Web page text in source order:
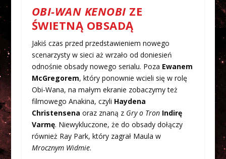
OBI-WAN KENOBI ZE
ŚWIETNĄ OBSADĄ
Jakiś czas przed przedstawieniem nowego
scenarzysty w sieci aż wrzało od doniesień
odnośnie obsady nowego serialu. Poza Ewanem
McGregorem, który ponownie wcieli się w rolę
Obi-Wana, na małym ekranie zobaczymy też
filmowego Anakina, czyli Haydena
Christensena oraz znaną zGry o Tron Indirę
Varmę. Niewykluczone, że do obsady dołączy
również Ray Park, który zagrał Maula w
Mrocznym Widmie.